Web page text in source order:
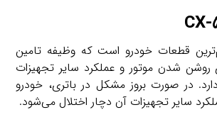
قطعات خودرو است که وظیفه تامین
روشن شدن موتور و عملکرد سایر تجهیزات
در صورت بروز مشکل در باتری، خودرو
سایر تجهیزات آن دچار اختلال می‌شود.